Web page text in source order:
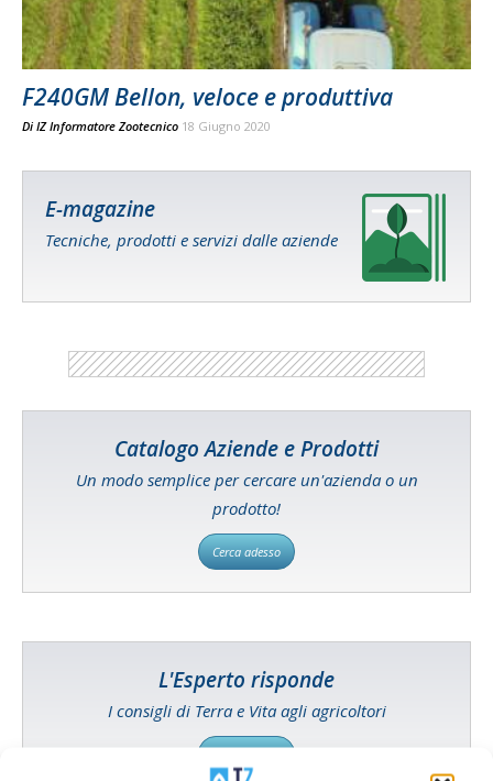
F240GM Bellon, veloce e produttiva
Di IZ Informatore Zootecnico 18 Giugno 2020
E-magazine
Tecniche, prodotti e servizi dalle aziende
Catalogo Aziende e Prodotti
Un modo semplice per cercare un'azienda o un
prodotto!
Cerca adesso
L'Esperto risponde
I consigli di Terra e Vita agli agricoltori